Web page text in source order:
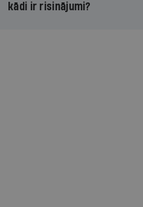
kādi ir risinājumi?